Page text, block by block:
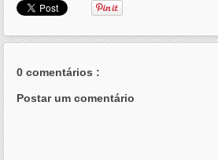
0 comentários :
Postar um comentário